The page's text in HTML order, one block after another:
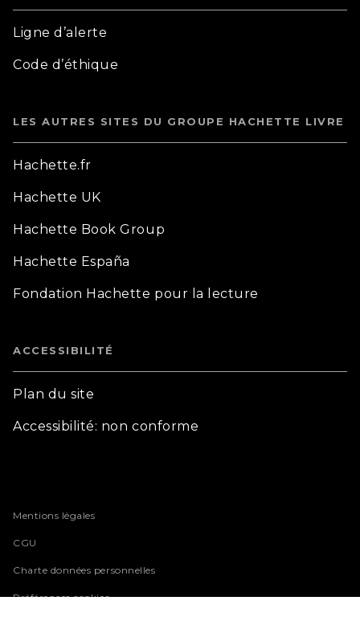
Ligne d’alerte
Code d’éthique
LES AUTRES SITES DU GROUPE HACHETTE LIVRE
Hachette.fr
Hachette UK
Hachette Book Group
Hachette España
Fondation Hachette pour la lecture
ACCESSIBILITÉ
Plan du site
Accessibilité: non conforme
Mentions légales
CGU
Charte données personnelles
Préférences cookies